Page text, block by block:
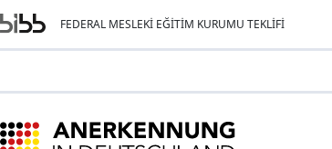
FEDERAL MESLEKI EĞITIM KURUMU TEKLIFI